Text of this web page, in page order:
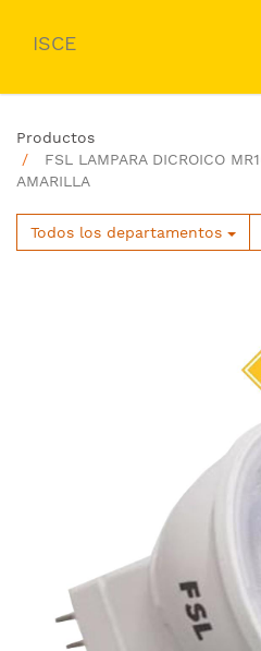
ISCE
Productos
FSL LAMPARA DICROICO
AMARILLA
Todos los departamentos